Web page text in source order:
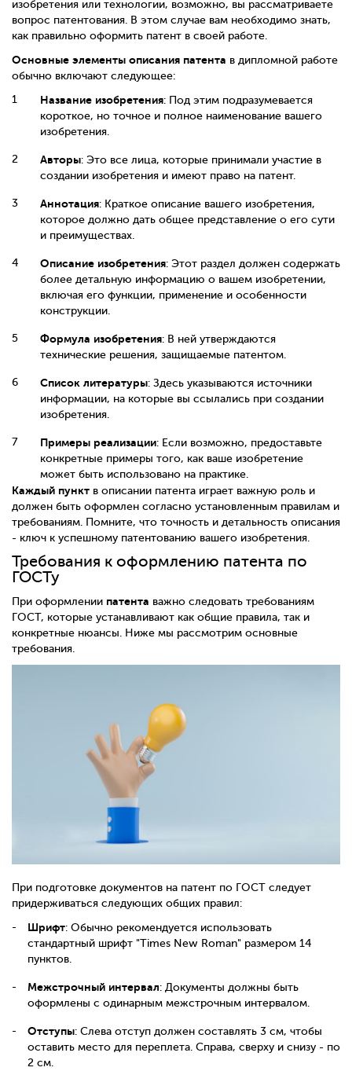
изобретения или технологии, возможно, вы рассматриваете
вопрос патентования. В этом случае вам необходимо знать,
как правильно оформить патент в своей работе.
Основные элементы описания патента в дипломной работе
обычно включают следующее:
Название изобретения: Под этим подразумевается
короткое, но точное и полное наименование вашего
изобретения.
Авторы: Это все лица, которые принимали участие в
создании изобретения и имеют право на патент.
Аннотация: Краткое описание вашего изобретения,
которое должно дать общее представление о его сути
и преимуществах.
Описание изобретения: Этот раздел должен содержать
более детальную информацию о вашем изобретении,
включая его функции, применение и особенности
конструкции.
Формула изобретения: В ней утверждаются
технические решения, защищаемые патентом.
Список литературы: Здесь указываются источники
информации, на которые вы ссылались при создании
изобретения.
Примеры реализации: Если возможно, предоставьте
конкретные примеры того, как ваше изобретение
может быть использовано на практике.
Каждый пункт в описании патента играет важную роль и
должен быть оформлен согласно установленным правилам и
требованиям. Помните, что точность и детальность описания
- ключ к успешному патентованию вашего изобретения.
Требования к оформлению патента по
ГОСТу
При оформлении патента важно следовать требованиям
ГОСТ, которые устанавливают как общие правила, так и
конкретные нюансы. Ниже мы рассмотрим основные
требования.
При подготовке документов на патент по ГОСТ следует
придерживаться следующих общих правил:
Шрифт: Обычно рекомендуется использовать
стандартный шрифт "Times New Roman" размером 14
пунктов.
Межстрочный интервал: Документы должны быть
оформлены с одинарным межстрочным интервалом.
Отступы: Слева отступ должен составлять 3 см, чтобы
оставить место для переплета. Справа, сверху и снизу - по
2 см.